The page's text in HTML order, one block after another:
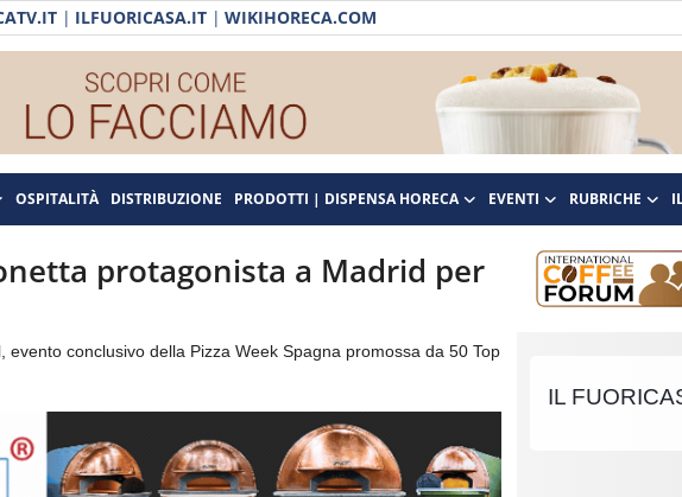
| ILFUORICASA.IT | WIKIHORECA.COM
OSPITALITÀ DISTRIBUZIONE PRODOTTI | DISPENSA HORECA EVENTI RUBRICHE
protagonista a Madrid per
conclusivo della Pizza Week Spagna promossa da 50 Top